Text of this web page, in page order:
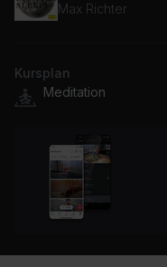
Max Richter
Kursplan
Meditation